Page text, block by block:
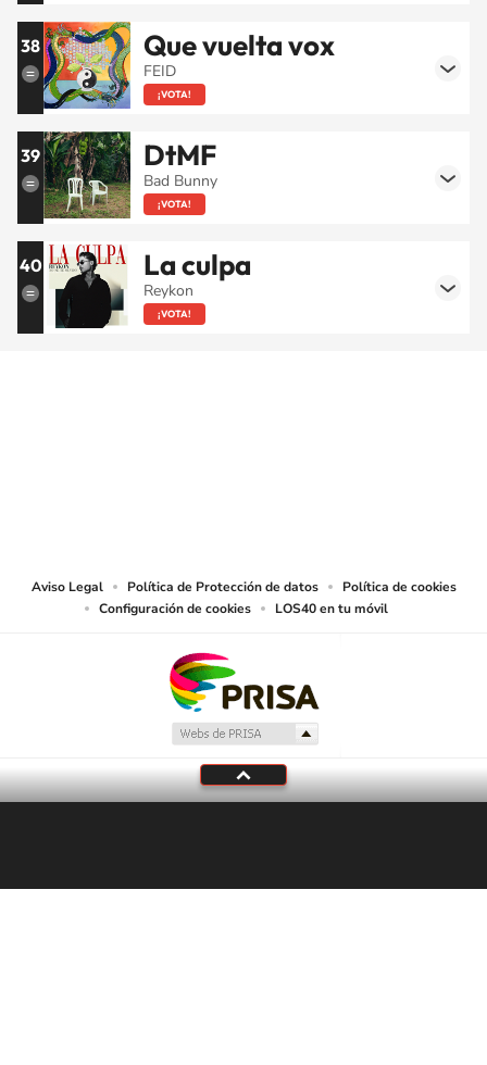
38 Que vuelta vox
FEID
¡VOTA!
39 DtMF
Bad Bunny
¡VOTA!
40 La culpa
Reykon
¡VOTA!
Aviso Legal Política de Protección de datos
Política de cookies
Configuración de cookies
LOS40 en tu móvil